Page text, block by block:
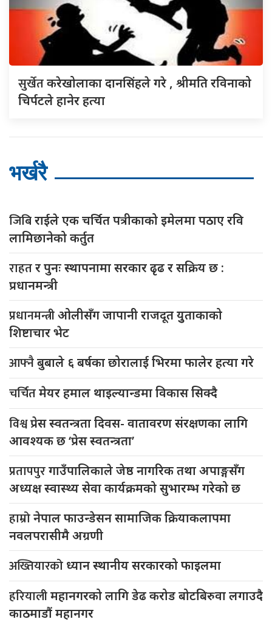
सुर्खेतकरेखोलाका दानसिंहले गरे , श्रीमति रविनाको
चिर्पटले हानेर हत्या
भर्खरै
जिबिराईले एक चर्चित पत्रीकाको इमेलमा पठाए रवि
लामिछानेको कर्तुत
राहतर पुनः स्थापनामा सरकार ढृढ र सक्रिय छ :
प्रधानमन्त्री
प्रधानमन्त्रीओलीसँग जापानी राजदूत युुताकाको
शिष्टाचार भेट
आफ्नैबुबाले ६ बर्षका छोरालाई भिरमा फालेर हत्या गरे
चर्चितमेयर हमाल थाइल्यान्डमा विकास सिक्दै
विश्वप्रेस स्वतन्त्रता दिवस- वातावरण संरक्षणका लागि
आवश्यक छ ‘प्रेस स्वतन्त्रता’
प्रतापपुरगाउँपालिकाले जेष्ठ नागरिक तथा अपाङ्गसँग
अध्यक्ष स्वास्थ्य सेवा कार्यक्रमको सुभारम्भ गरेको छ
हाम्रोनेपाल फाउन्डेसन सामाजिक क्रियाकलापमा
नवलपरासीमै अग्रणी
अख्तियारको ध्यान स्थानीय सरकारको फाइलमा
हरियालीमहानगरको लागि डेढ करोड बोटबिरुवा लगाउदै
काठमाडौं महानगर